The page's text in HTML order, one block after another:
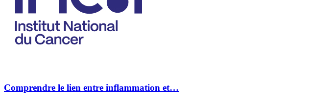
Comprendre le lien entre inflammation et…